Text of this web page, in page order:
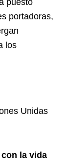
puesto
portadoras,
los
Unidas
la vida